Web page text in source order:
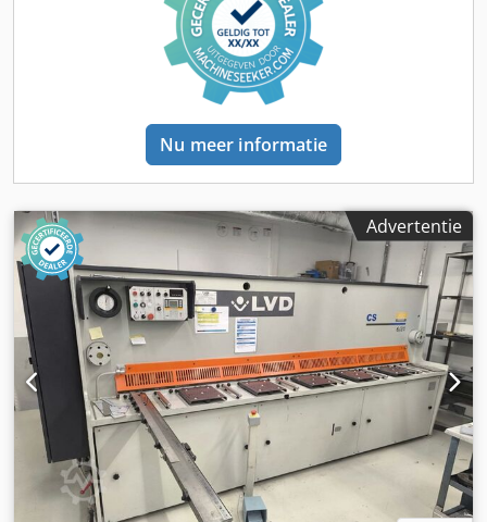
Nu meer informatie
Advertentie